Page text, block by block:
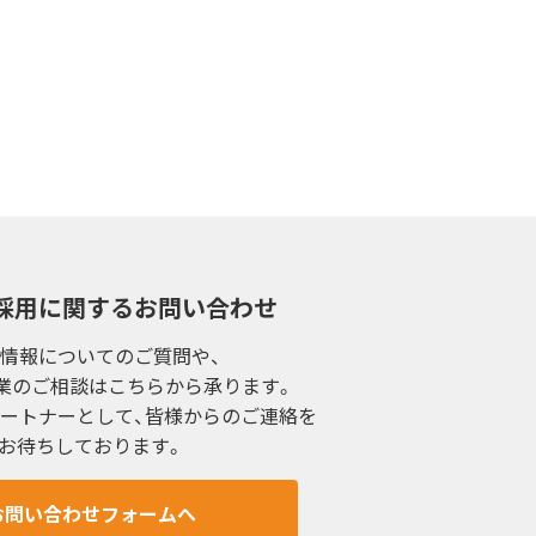
せん。
る場合があります。
を行います。
用に関するお問い合わせ
報についてのご質問や、
のご相談はこちらから承ります。
トナーとして、皆様からのご連絡を
待ちしております。
い合わせフォームへ